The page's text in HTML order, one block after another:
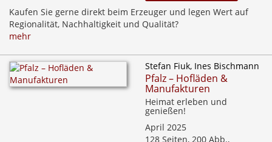
Kaufen Sie gerne direkt beim Erzeuger und legen Wert auf
Regionalität, Nachhaltigkeit und Qualität?
mehr
Stefan Fiuk, Ines Bischmann
Pfalz – Hofläden &
Manufakturen
Heimat erleben und
genießen!
April 2025
128 Seiten, 200 Abb.,